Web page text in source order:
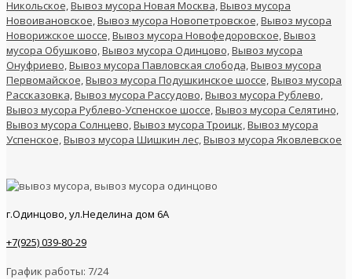
Никольское,Вывоз мусора Новая Москва,Вывоз мусора
Новоивановское,Вывоз мусора Новопетровское,Вывоз мусора
Новорижское шоссе,Вывоз мусора Новофедоровское,Вывоз
мусора Обушково,Вывоз мусора Одинцово,Вывоз мусора
Онуфриево,Вывоз мусора Павловская слобода,Вывоз мусора
Первомайское,Вывоз мусора Подушкинское шоссе,Вывоз мусора
Рассказовка,Вывоз мусора Рассудово,Вывоз мусора Рублево,
Вывоз мусора Рублево-Успенское шоссе,Вывоз мусора Селятино,
Вывоз мусора Солнцево,Вывоз мусора Троицк,Вывоз мусора
Успенское,Вывоз мусора Шишкин лес,Вывоз мусора Яковлевское
г.Одинцово, ул.Неделина дом 6А
+7(925) 039-80-29
График работы: 7/24